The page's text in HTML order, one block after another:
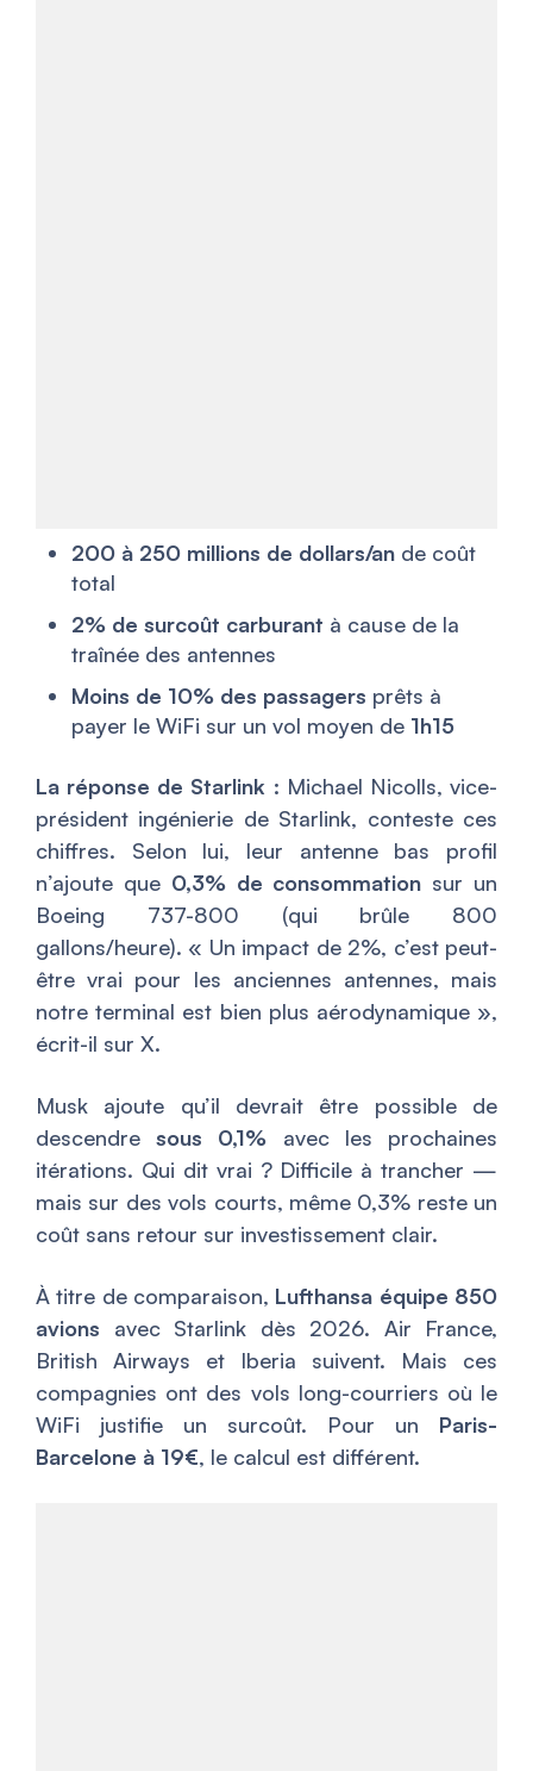
200 à 250 millions de dollars/an de coût
total
2% de surcoût carburant à cause de la
traînée des antennes
Moins de 10% des passagers prêts à
payer le WiFi sur un vol moyen de 1h15
La réponse de Starlink : Michael Nicolls, vice-
président ingénierie de Starlink, conteste ces
chiffres. Selon lui, leur antenne bas profil
n’ajoute que 0,3% de consommation sur un
Boeing 737-800 (qui brûle 800
gallons/heure). « Un impact de 2%, c’est peut-
être vrai pour les anciennes antennes, mais
notre terminal est bien plus aérodynamique »,
écrit-il sur X.
Musk ajoute qu’il devrait être possible de
descendresous 0,1% avec les prochaines
itérations. Qui dit vrai ? Difficile à trancher —
mais sur des vols courts, même 0,3% reste un
coût sans retour sur investissement clair.
À titre de comparaison, Lufthansa équipe 850
avions avec Starlink dès 2026. Air France,
British Airways et Iberia suivent. Mais ces
compagnies ont des vols long-courriers où le
WiFi justifie un surcoût. Pour un Paris-
Barcelone à 19€, le calcul est différent.